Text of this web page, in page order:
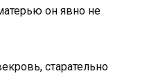
он явно не
старательно